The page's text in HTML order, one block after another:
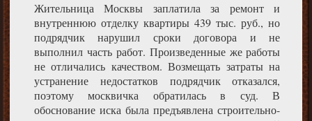
Жительница Москвы заплатила за ремонт и
внутреннюю отделку квартиры 439 тыс. руб., но
подрядчик нарушил сроки договора и не
выполнил часть работ. Произведенные же работы
не отличались качеством. Возмещать затраты на
устранение недостатков подрядчик отказался,
поэтому москвичка обратилась в суд. В
обоснование иска была предъявлена строительно-